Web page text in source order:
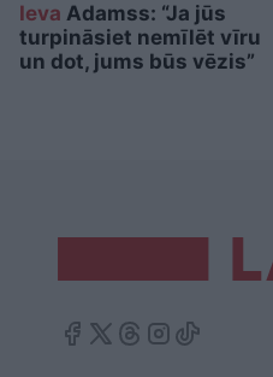
Ieva Adamss: “Ja jūs
turpināsiet nemīlēt vīru
un dot, jums būs vēzis”